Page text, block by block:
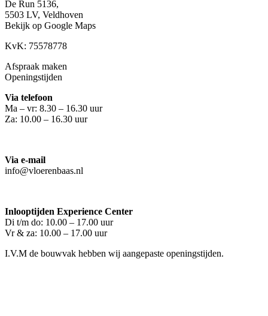
De Run 5136,
5503 LV, Veldhoven
Bekijk op Google Maps
KvK: 75578778
Afspraak maken
Openingstijden
Via telefoon
Ma – vr: 8.30 – 16.30 uur
Za: 10.00 – 16.30 uur
Via e-mail
info@vloerenbaas.nl
Inlooptijden Experience Center
Di t/m do: 10.00 – 17.00 uur
Vr & za: 10.00 – 17.00 uur
I.V.M de bouwvak hebben wij aangepaste openingstijden.